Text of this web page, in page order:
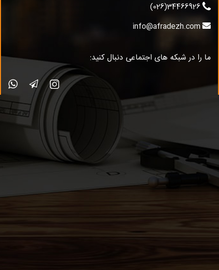
34466926(026)
info@afradezh.com
ما را در شبکه های اجتماعی دنبال کنید: